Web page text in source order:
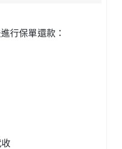
行保單還款：